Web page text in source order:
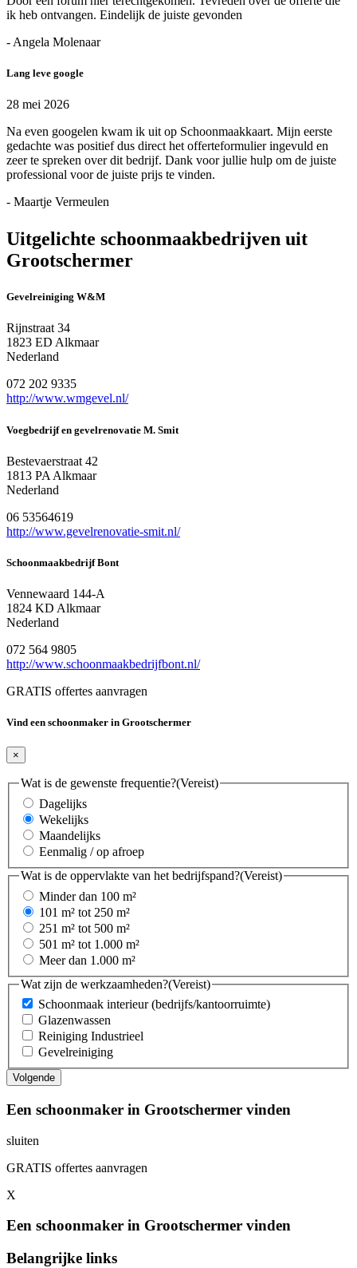
ik heb ontvangen. Eindelijk de juiste gevonden
- Angela Molenaar
Lang leve google
28 mei 2026
Na even googelen kwam ik uit op Schoonmaakkaart. Mijn eerste
gedachte was positief dus direct het offerteformulier ingevuld en
zeer te spreken over dit bedrijf. Dank voor jullie hulp om de juiste
professional voor de juiste prijs te vinden.
- Maartje Vermeulen
Uitgelichte schoonmaakbedrijven uit
Grootschermer
Gevelreiniging W&M
Rijnstraat 34
1823 ED Alkmaar
Nederland
072 202 9335
http://www.wmgevel.nl/
Voegbedrijf en gevelrenovatie M. Smit
Bestevaerstraat 42
1813 PA Alkmaar
Nederland
06 53564619
http://www.gevelrenovatie-smit.nl/
Schoonmaakbedrijf Bont
Vennewaard 144-A
1824 KD Alkmaar
Nederland
072 564 9805
http://www.schoonmaakbedrijfbont.nl/
GRATIS offertes aanvragen
Vind een schoonmaker in Grootschermer
×
Wat is de gewenste frequentie?(Vereist)
Dagelijks
Wekelijks
Maandelijks
Eenmalig / op afroep
Wat is de oppervlakte van het bedrijfspand?(Vereist)
Minder dan 100 m²
101 m² tot 250 m²
251 m² tot 500 m²
501 m² tot 1.000 m²
Meer dan 1.000 m²
Wat zijn de werkzaamheden?(Vereist)
Schoonmaak interieur (bedrijfs/kantoorruimte)
Glazenwassen
Reiniging Industrieel
Gevelreiniging
Een schoonmaker in Grootschermer vinden
sluiten
GRATIS offertes aanvragen
X
Een schoonmaker in Grootschermer vinden
Belangrijke links